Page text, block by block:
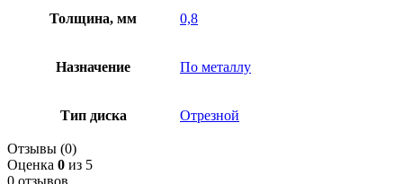
Толщина, мм 0,8
Назначение По металлу
Тип диска Отрезной
Отзывы (0)
Оценка 0 из 5
0 отзывов